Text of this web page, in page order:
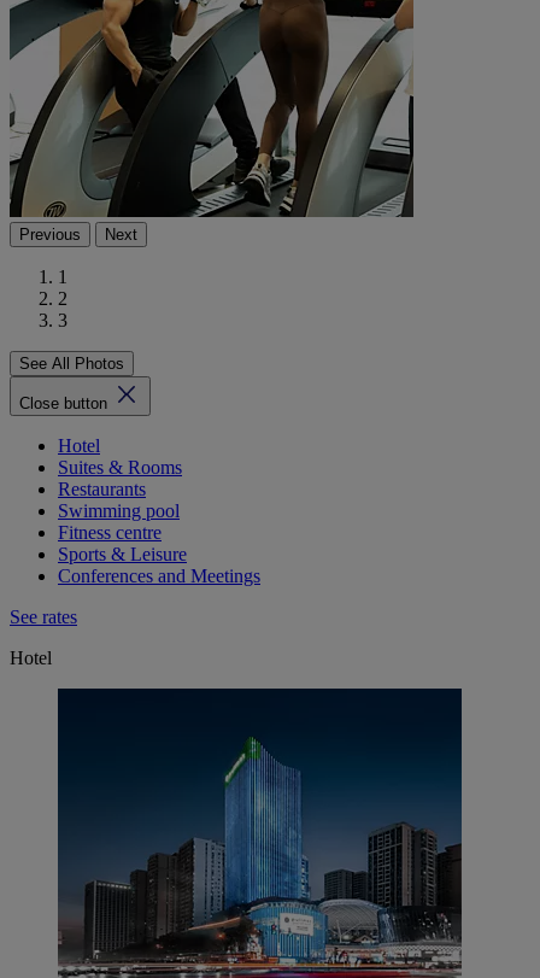
Previous Next
1
2
3
See All Photos
Close button
Hotel
Suites & Rooms
Restaurants
Swimming pool
Fitness centre
Sports & Leisure
Conferences and Meetings
See rates
Hotel